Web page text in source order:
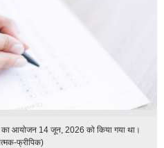
का आयोजन 14 जून, 2026 को किया गया था।
फ्रीपिक)